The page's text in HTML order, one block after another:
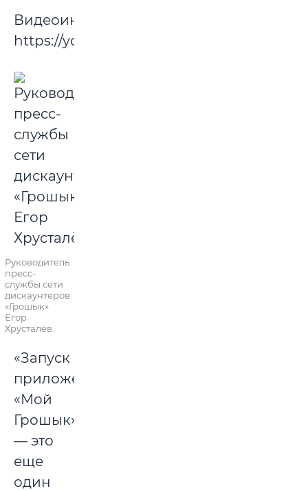
Видеоинструкция:
https://youtu.be/FBtLd8RkBPs
Руководитель
пресс-
службы сети
дискаунтеров
«Грошык»
Егор
Хрусталёв.
«Запуск
приложения
«Мой
Грошык»
— это
еще
один